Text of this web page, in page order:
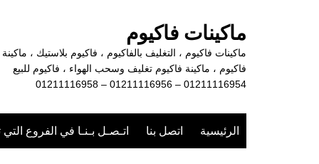
ماكينات فاكيوم
ماكينات فاكيوم ، التغليف بالفاكيوم ، فاكيوم بلاستيك ، ماكينة
فاكيوم ، ماكينة فاكيوم تغليف وسحب الهواء ، فاكيوم للبيع
01211116954 – 01211116956 – 01211116958
الرئيسية اتصل بنا اتـصـل بـنـا في الفروع